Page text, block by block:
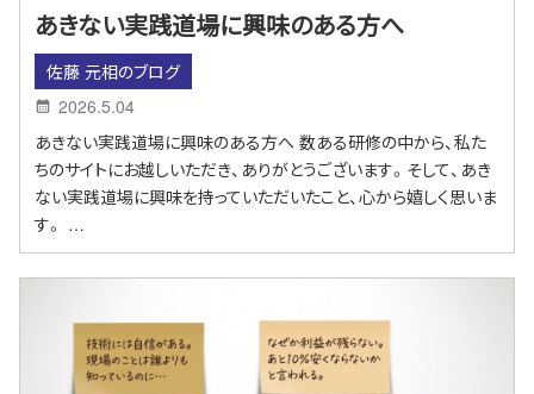
あきない実践道場に興味のある方へ
佐藤 元相のブログ
2026.5.04
あきない実践道場に興味のある方へ 数ある研修の中から、私た
ちのサイトにお越しいただき、ありがとうございます。そして、あき
ない実践道場に興味を持っていただいたこと、心から嬉しく思いま
す。 …